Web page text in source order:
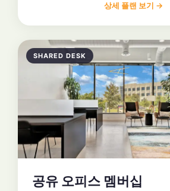
상세 플랜 보기 →
SHARED DESK
공유 오피스 멤버십